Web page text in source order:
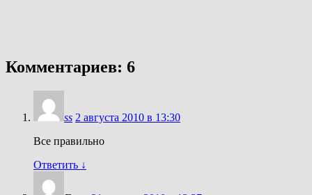
Комментариев: 6
ss 2 августа 2010 в 13:30
Все правильно
Ответить ↓